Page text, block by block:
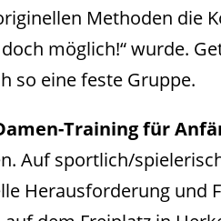
Methoden die
möglich!“ wurde.
so eine feste Gruppe.
Training für
Auf sportlich/
Herausforderung und